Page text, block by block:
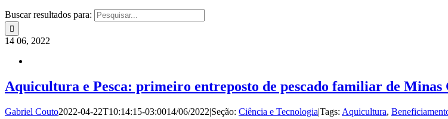
Buscar resultados para:
14 06, 2022
Aquicultura e Pesca: primeiro entreposto de pescado familiar de
Gabriel Couto2022-04-22T10:14:15-03:0014/06/2022|Seção: Ciência e Tecnologia|Tags: Aquicultura,